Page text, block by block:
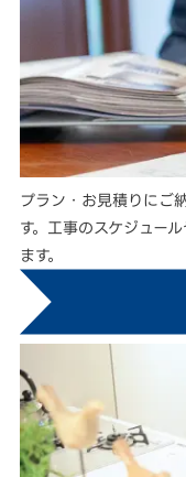
プラン・お見積りにご
す。工事のスケジュー
ます。